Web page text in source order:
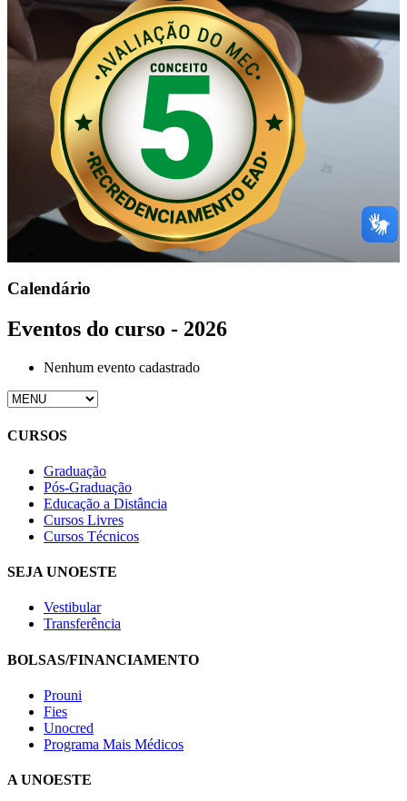
Calendário
Eventos do curso - 2026
Nenhum evento cadastrado
CURSOS
Graduação
Pós-Graduação
Educação a Distância
Cursos Livres
Cursos Técnicos
SEJA UNOESTE
Vestibular
Transferência
BOLSAS/FINANCIAMENTO
Prouni
Fies
Unocred
Programa Mais Médicos
A UNOESTE